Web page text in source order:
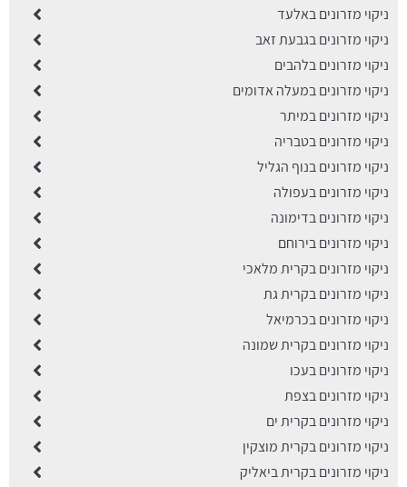
ניקוי מזרונים באלעד
ניקוי מזרונים בגבעת זאב
ניקוי מזרונים בלהבים
ניקוי מזרונים במעלה אדומים
ניקוי מזרונים במיתר
ניקוי מזרונים בטבריה
ניקוי מזרונים בנוף הגליל
ניקוי מזרונים בעפולה
ניקוי מזרונים בדימונה
ניקוי מזרונים בירוחם
ניקוי מזרונים בקרית מלאכי
ניקוי מזרונים בקרית גת
ניקוי מזרונים בכרמיאל
ניקוי מזרונים בקרית שמונה
ניקוי מזרונים בעכו
ניקוי מזרונים בצפת
ניקוי מזרונים בקרית ים
ניקוי מזרונים בקרית מוצקין
ניקוי מזרונים בקרית ביאליק